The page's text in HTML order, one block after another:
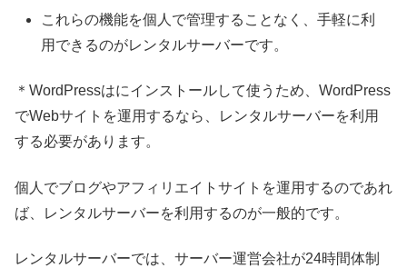
これらの機能を個人で管理することなく、手軽に利
用できるのがレンタルサーバーです。
＊WordPressはにインストールして使うため、WordPress
でWebサイトを運用するなら、レンタルサーバーを利用
する必要があります。
個人でブログやアフィリエイトサイトを運用するのであれ
ば、レンタルサーバーを利用するのが一般的です。
レンタルサーバーでは、サーバー運営会社が24時間体制